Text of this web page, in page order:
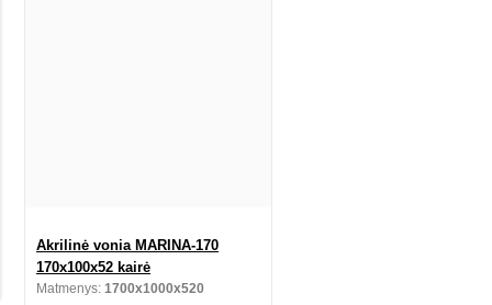
Akrilinė vonia MARINA-170
170x100x52 kairė
Matmenys: 1700x1000x520